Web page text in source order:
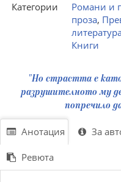
Категории
Романи и
проза,
Книги
"Но страстта е
разрушителното му
попречило
Анотация За
Ревюта